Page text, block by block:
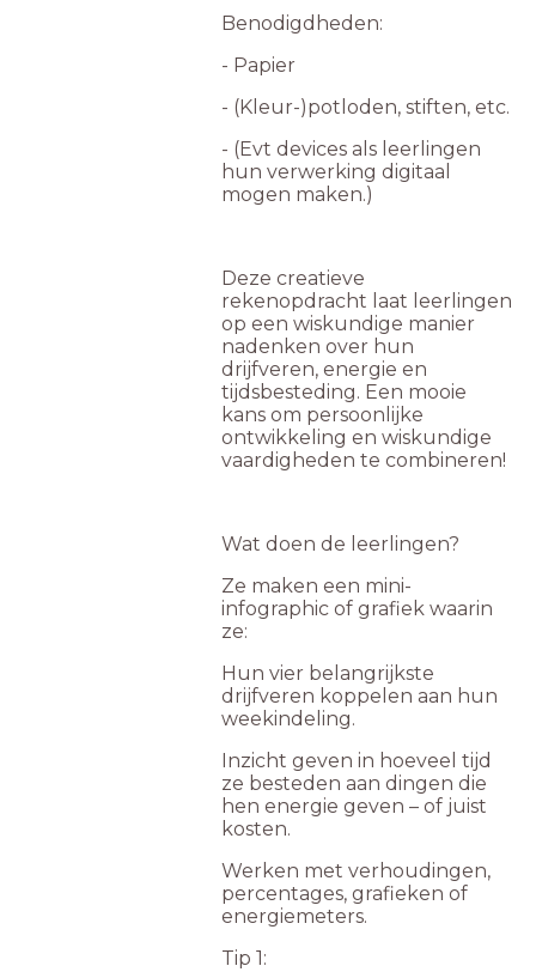
Benodigdheden:
- Papier
- (Kleur-)potloden, stiften, etc.
- (Evt devices als leerlingen
hun verwerking digitaal
mogen maken.)
Deze creatieve
rekenopdracht laat leerlingen
op een wiskundige manier
nadenken over hun
drijfveren, energie en
tijdsbesteding. Een mooie
kans om persoonlijke
ontwikkeling en wiskundige
vaardigheden te combineren!
Wat doen de leerlingen?
Ze maken een mini-
infographic of grafiek waarin
ze:
Hun vier belangrijkste
drijfveren koppelen aan hun
weekindeling.
Inzicht geven in hoeveel tijd
ze besteden aan dingen die
hen energie geven – of juist
kosten.
Werken met verhoudingen,
percentages, grafieken of
energiemeters.
Tip 1: